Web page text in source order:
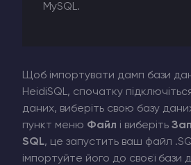
MySQL.
Щоб імпортувати дамп бази
HeidiSQL, спочатку
даних, виберіть свою базу
пункт меню Файл і виберіть
SQL, це запустить ваш файл
імпортуйте його до своєї бази